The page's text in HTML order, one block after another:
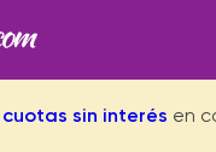
cuotas sin interés en